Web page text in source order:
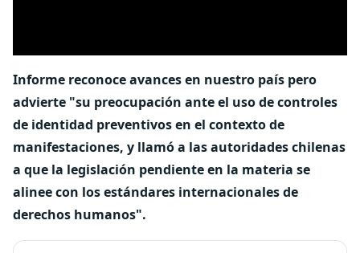
Informe reconoce avances en nuestro país pero
advierte "su preocupación ante el uso de controles
de identidad preventivos en el contexto de
manifestaciones, y llamó a las autoridades chilenas
a que la legislación pendiente en la materia se
alinee con los estándares internacionales de
derechos humanos".